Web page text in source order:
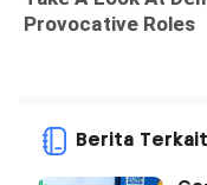
Berita Terkait